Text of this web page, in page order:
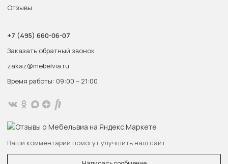
Отзывы
+7 (495) 660-06-07
Заказать обратный звонок
zakaz@mebelvia.ru
Время работы: 09:00 – 21:00
Ваши комментарии помогут улучшить наш сайт